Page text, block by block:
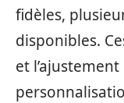
fidèles,
disponibles.
et